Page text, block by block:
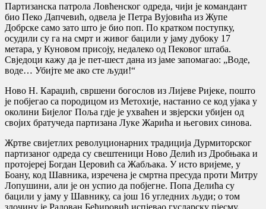
Партизанска патрола Ловћенског одреда, чији је командант
био Пеко Дапчевић, одвела је Петра Вујовића из Жупе
Добрске само зато што је био поп. По кратком поступку,
осудили су га на смрт и живог бацили у јаму дубоку 17
метара, у Куновом присоју, недалеко од Пековог штаба.
Свједоци кажу да је пет-шест дана из јаме запомагао: „Воде,
воде… Убијте ме ако сте људи!“
Ново Н. Караџић, свршени богослов из Лијеве Ријеке, пошто
је побјегао са породицом из Метохије, настанио се код ујака у
околини Бијелог Поља гдје је ухваћен и звјерски убијен од
својих братучеда партизана Луке Жарића и његових синова.
Жртве свијетлих револуционарних традиција Дурмиторског
партизаног одреда су свештеници Ново Делић из Дробњака и
протојереј Богдан Церовић са Жабљака. У исто вријеме, у
Боану, код Шавника, изречена је смртна пресуда проти Митру
Лопушини, али је он успио да побјегне. Попа Делића су
бацили у јаму у Шавнику, са још 16 угледних људи; о том
злочину је Радован Бећировић испјевао гусларску пјесму.